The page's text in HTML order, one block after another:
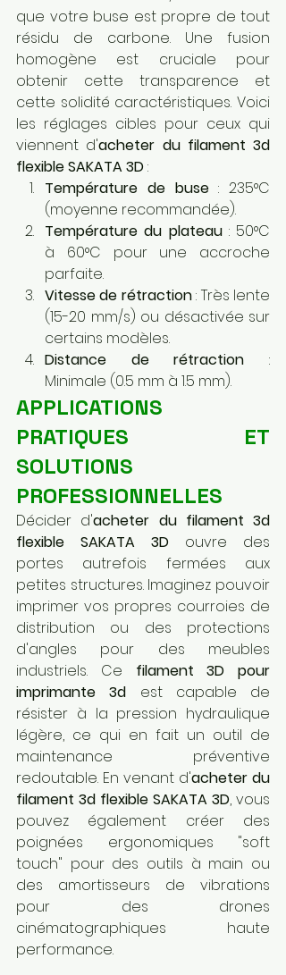
que votre buse est propre de tout
résidu de carbone. Une fusion
homogène est cruciale pour
obtenir cette transparence et
cette solidité caractéristiques. Voici
les réglages cibles pour ceux qui
viennent d'acheter du filament 3d
flexible SAKATA 3D :
Température de buse : 235°C
(moyenne recommandée).
Température du plateau : 50°C
à 60°C pour une accroche
parfaite.
Vitesse de rétraction : Très lente
(15-20 mm/s) ou désactivée sur
certains modèles.
Distance de rétraction :
Minimale (0.5 mm à 1.5 mm).
APPLICATIONS
PRATIQUES ET
SOLUTIONS
PROFESSIONNELLES
Décider d'acheter du filament 3d
flexible SAKATA 3D ouvre des
portes autrefois fermées aux
petites structures. Imaginez pouvoir
imprimer vos propres courroies de
distribution ou des protections
d'angles pour des meubles
industriels. Ce filament 3D pour
imprimante 3d est capable de
résister à la pression hydraulique
légère, ce qui en fait un outil de
maintenance préventive
redoutable. En venant d'acheter du
filament 3d flexible SAKATA 3D, vous
pouvez également créer des
poignées ergonomiques "soft
touch" pour des outils à main ou
des amortisseurs de vibrations
pour des drones
cinématographiques haute
performance.